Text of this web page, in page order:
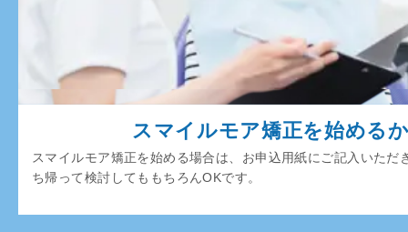
スマイルモア矯正を始める
スマイルモア矯正を始める場合は、お申込用紙にご記入いただ
ち帰って検討してももちろんOKです。